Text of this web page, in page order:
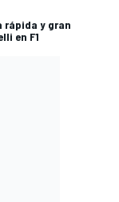
rápida y gran
en F1